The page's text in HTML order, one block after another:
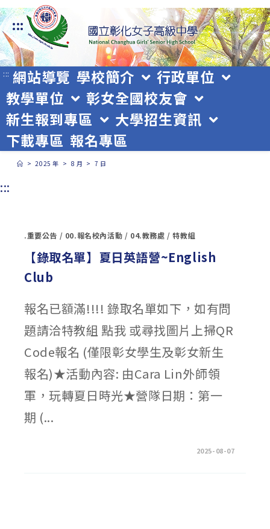
跳
轉
至
主
要
內
容
:::
::: 網站導覽 學校簡介
行政單位
教學單位
彰女全國校友會
新生報到專區
大學招生資訊
下載專區 報名專區
> 2025 年 > 8 月 > 7 日
:::
.重要公告 / 00.報名校內活動 / 04.教務處 /特教組
【錄取名單】夏日英語營~English
Club
報名已額滿!!!! 錄取名單如下，如有問
題請洽特教組 點我 或尋找圖片上掃QR
Code報名 (僅限彰女學生及彰女新生
報名)★活動內容: 由Cara Lin外師領
軍，玩轉夏日時光★營隊日期：第一
期 (...
2025-08-07